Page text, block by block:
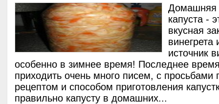
Домашняя
капуста -
вкусная
источник
особенно в зимнее время! Последнее
приходить очень много писем, с просьбами
рецептом и способом приготовления
правильно капусту в домашних...